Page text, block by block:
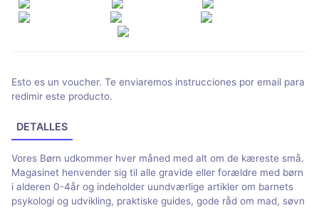
Esto es un voucher. Te enviaremos instrucciones por email para
redimir este producto.
DETALLES
Vores Børn udkommer hver måned med alt om de kæreste små.
Magasinet henvender sig til alle gravide eller forældre med børn
i alderen 0-4år og indeholder uundværlige artikler om barnets
psykologi og udvikling, praktiske guides, gode råd om mad, søvn